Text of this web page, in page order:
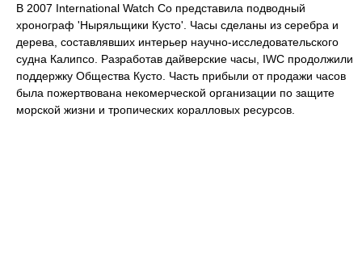
В 2007 International Watch Co представила подводный
хронограф 'Ныряльщики Кусто'. Часы сделаны из серебра и
дерева, составлявших интерьер научно-исследовательского
судна Калипсо. Разработав дайверские часы, IWC продолжили
поддержку Общества Кусто. Часть прибыли от продажи часов
была пожертвована некомерческой организации по защите
морской жизни и тропических коралловых ресурсов.